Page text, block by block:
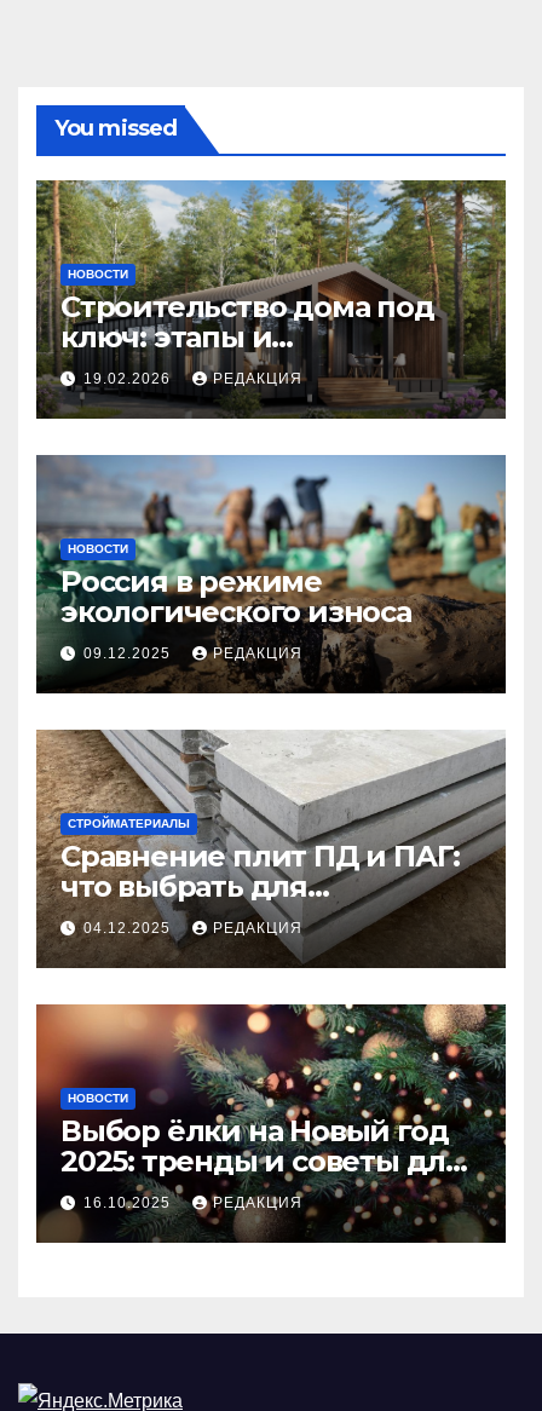
You missed
НОВОСТИ
Строительство дома под
ключ: этапы и
планирование бюджета
19.02.2026 РЕДАКЦИЯ
НОВОСТИ
Россия в режиме
экологического износа
09.12.2025 РЕДАКЦИЯ
СТРОЙМАТЕРИАЛЫ
Сравнение плит ПД и ПАГ:
что выбрать для
долговечного и прочного
покрытия
04.12.2025 РЕДАКЦИЯ
НОВОСТИ
Выбор ёлки на Новый год
2025: тренды и советы для
идеального праздника
16.10.2025 РЕДАКЦИЯ